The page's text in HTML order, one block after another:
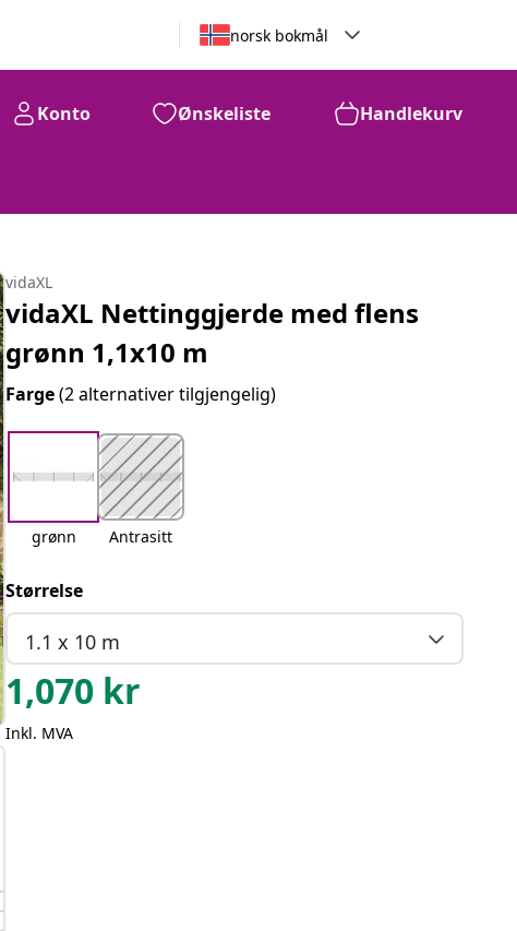
norsk bokmål
Konto Ønskeliste Handlekurv
vidaXL
vidaXL Nettinggjerde med flens
grønn 1,1x10 m
Farge(2 alternativer tilgjengelig)
grønn Antrasitt
Størrelse
1.1 x 10 m
1,070 kr
Inkl. MVA